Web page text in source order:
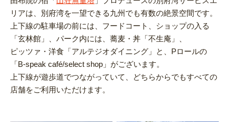
リアは、別府湾を一望できる九州でも有数の絶景空間です。
上下線の駐車場の前には、フードコート、ショップの入る
「玄林館」、パーク内には、蕎麦・丼「不生庵」、
ピッツァ・洋食「アルテジオダイニング」と、Pロールの
「B-speak café/select shop」がございます。
上下線が遊歩道でつながっていて、どちらからでもすべての
店舗をご利用いただけます。